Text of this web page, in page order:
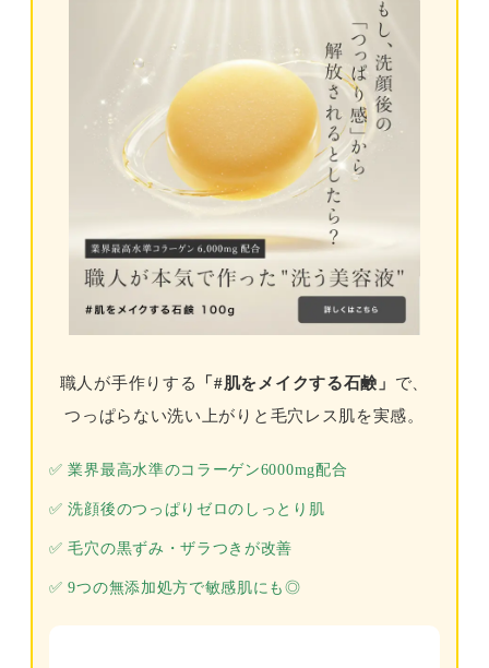
職人が手作りする 「#肌をメイクする石鹸」 で、
つっぱらない洗い上がりと毛穴レス肌を実感。
✅ 業界最高水準のコラーゲン6000mg配合
✅ 洗顔後のつっぱりゼロのしっとり肌
✅ 毛穴の黒ずみ・ザラつきが改善
✅ 9つの無添加処方で敏感肌にも◎